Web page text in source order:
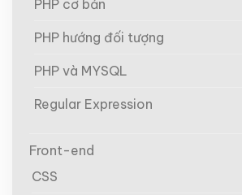
PHP cơ bản
PHP hướng đối tượng
PHP và MYSQL
Regular Expression
Front-end
CSS